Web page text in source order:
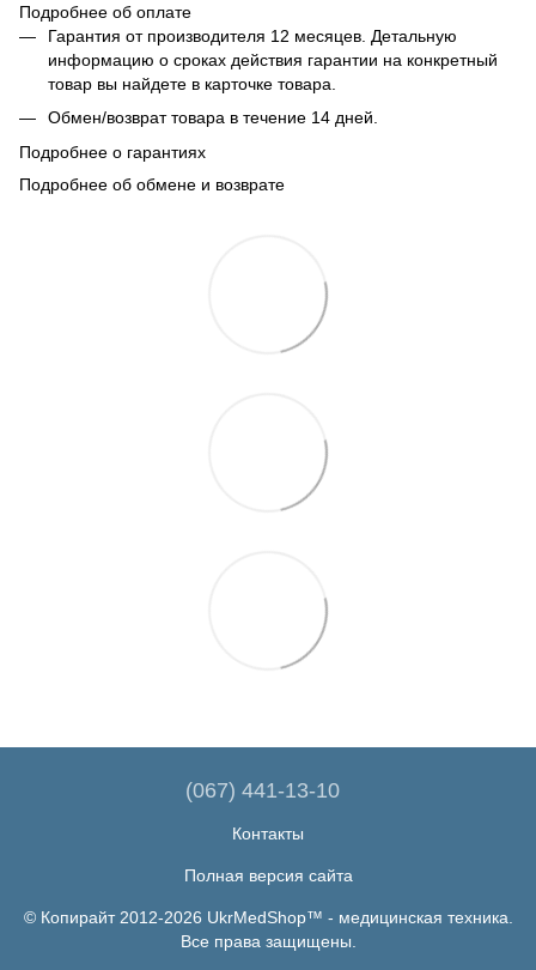
Подробнее об оплате
Гарантия от производителя 12 месяцев. Детальную
информацию о сроках действия гарантии на конкретный
товар вы найдете в карточке товара.
Обмен/возврат товара в течение 14 дней.
Подробнее о гарантиях
Подробнее об обмене и возврате
(067) 441-13-10
Контакты
Полная версия сайта
© Копирайт 2012-2026 UkrMedShop™ - медицинская техника.
Все права защищены.